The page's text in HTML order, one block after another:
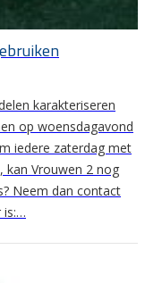
karakteriseren
op woensdagavond
iedere zaterdag met
kan Vrouwen 2 nog
Neem dan contact
is:…